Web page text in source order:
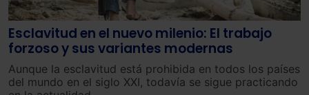
Esclavitud en el nuevo milenio: El trabajo
forzoso y sus variantes modernas
Aunque la esclavitud está prohibida en todos los países
del mundo en el siglo XXI, todavía se sigue practicando